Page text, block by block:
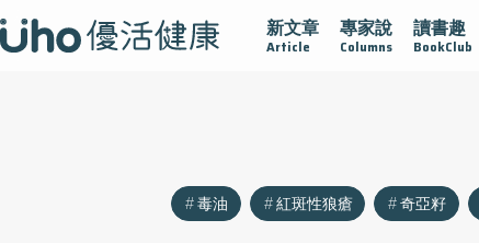
新文章
Article
專家說
Columns
讀書趣
BookClub
黏 守護腺在 疫情保衛戰 再生醫學 愛的未來視
毒油 紅斑性狼瘡 奇亞籽